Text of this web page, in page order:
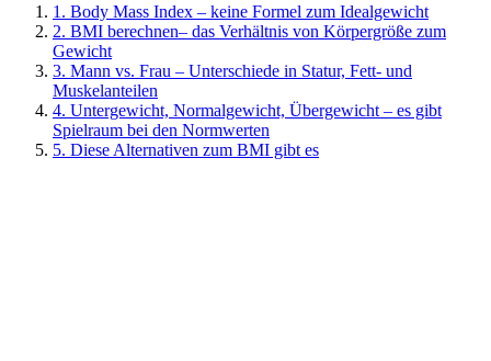
1. Body Mass Index – keine Formel zum Idealgewicht
2. BMI berechnen– das Verhältnis von Körpergröße zum
Gewicht
3. Mann vs. Frau – Unterschiede in Statur, Fett- und
Muskelanteilen
4. Untergewicht, Normalgewicht, Übergewicht – es gibt
Spielraum bei den Normwerten
5. Diese Alternativen zum BMI gibt es